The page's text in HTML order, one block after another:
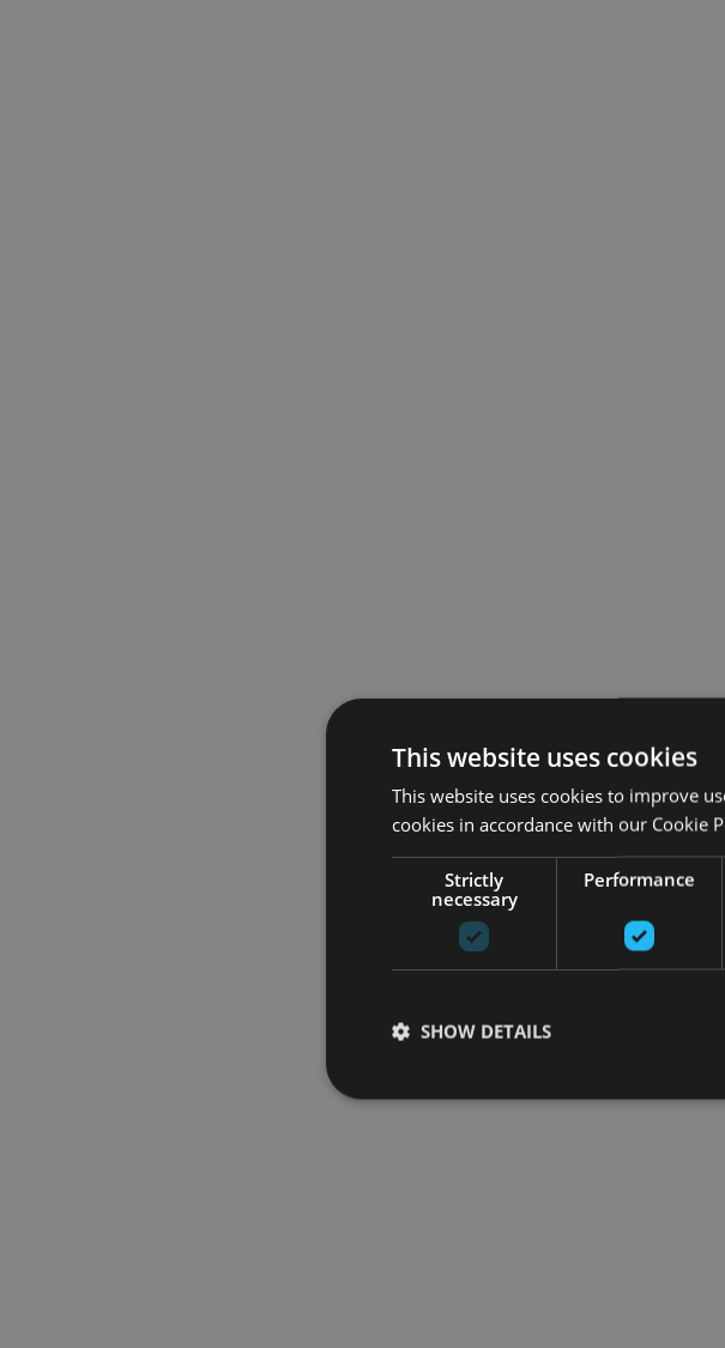
This website uses cookies
This website uses cookies to improve
cookies in accordance with our Cookie
Strictly
necessary
Performance
SHOW DETAILS